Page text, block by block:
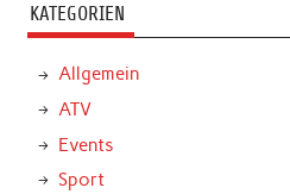
KATEGORIEN
Allgemein
ATV
Events
Sport